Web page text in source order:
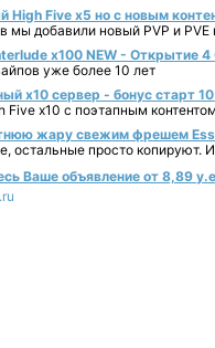
High Five x5 но с новым
мы добавили новый PVP и PVE
х100 NEW - Открытие 4
уже более 10 лет
х10 сервер - бонус старт
Five x10 с поэтапным
жару свежим фрешем
остальные просто копируют.
Ваше объявление от 8,89